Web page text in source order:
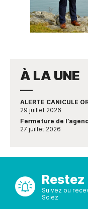
À LA UNE
ALERTE CANICULE
29 juillet 2026
Fermeture de
27 juillet 2026
Suivez ou
Sciez